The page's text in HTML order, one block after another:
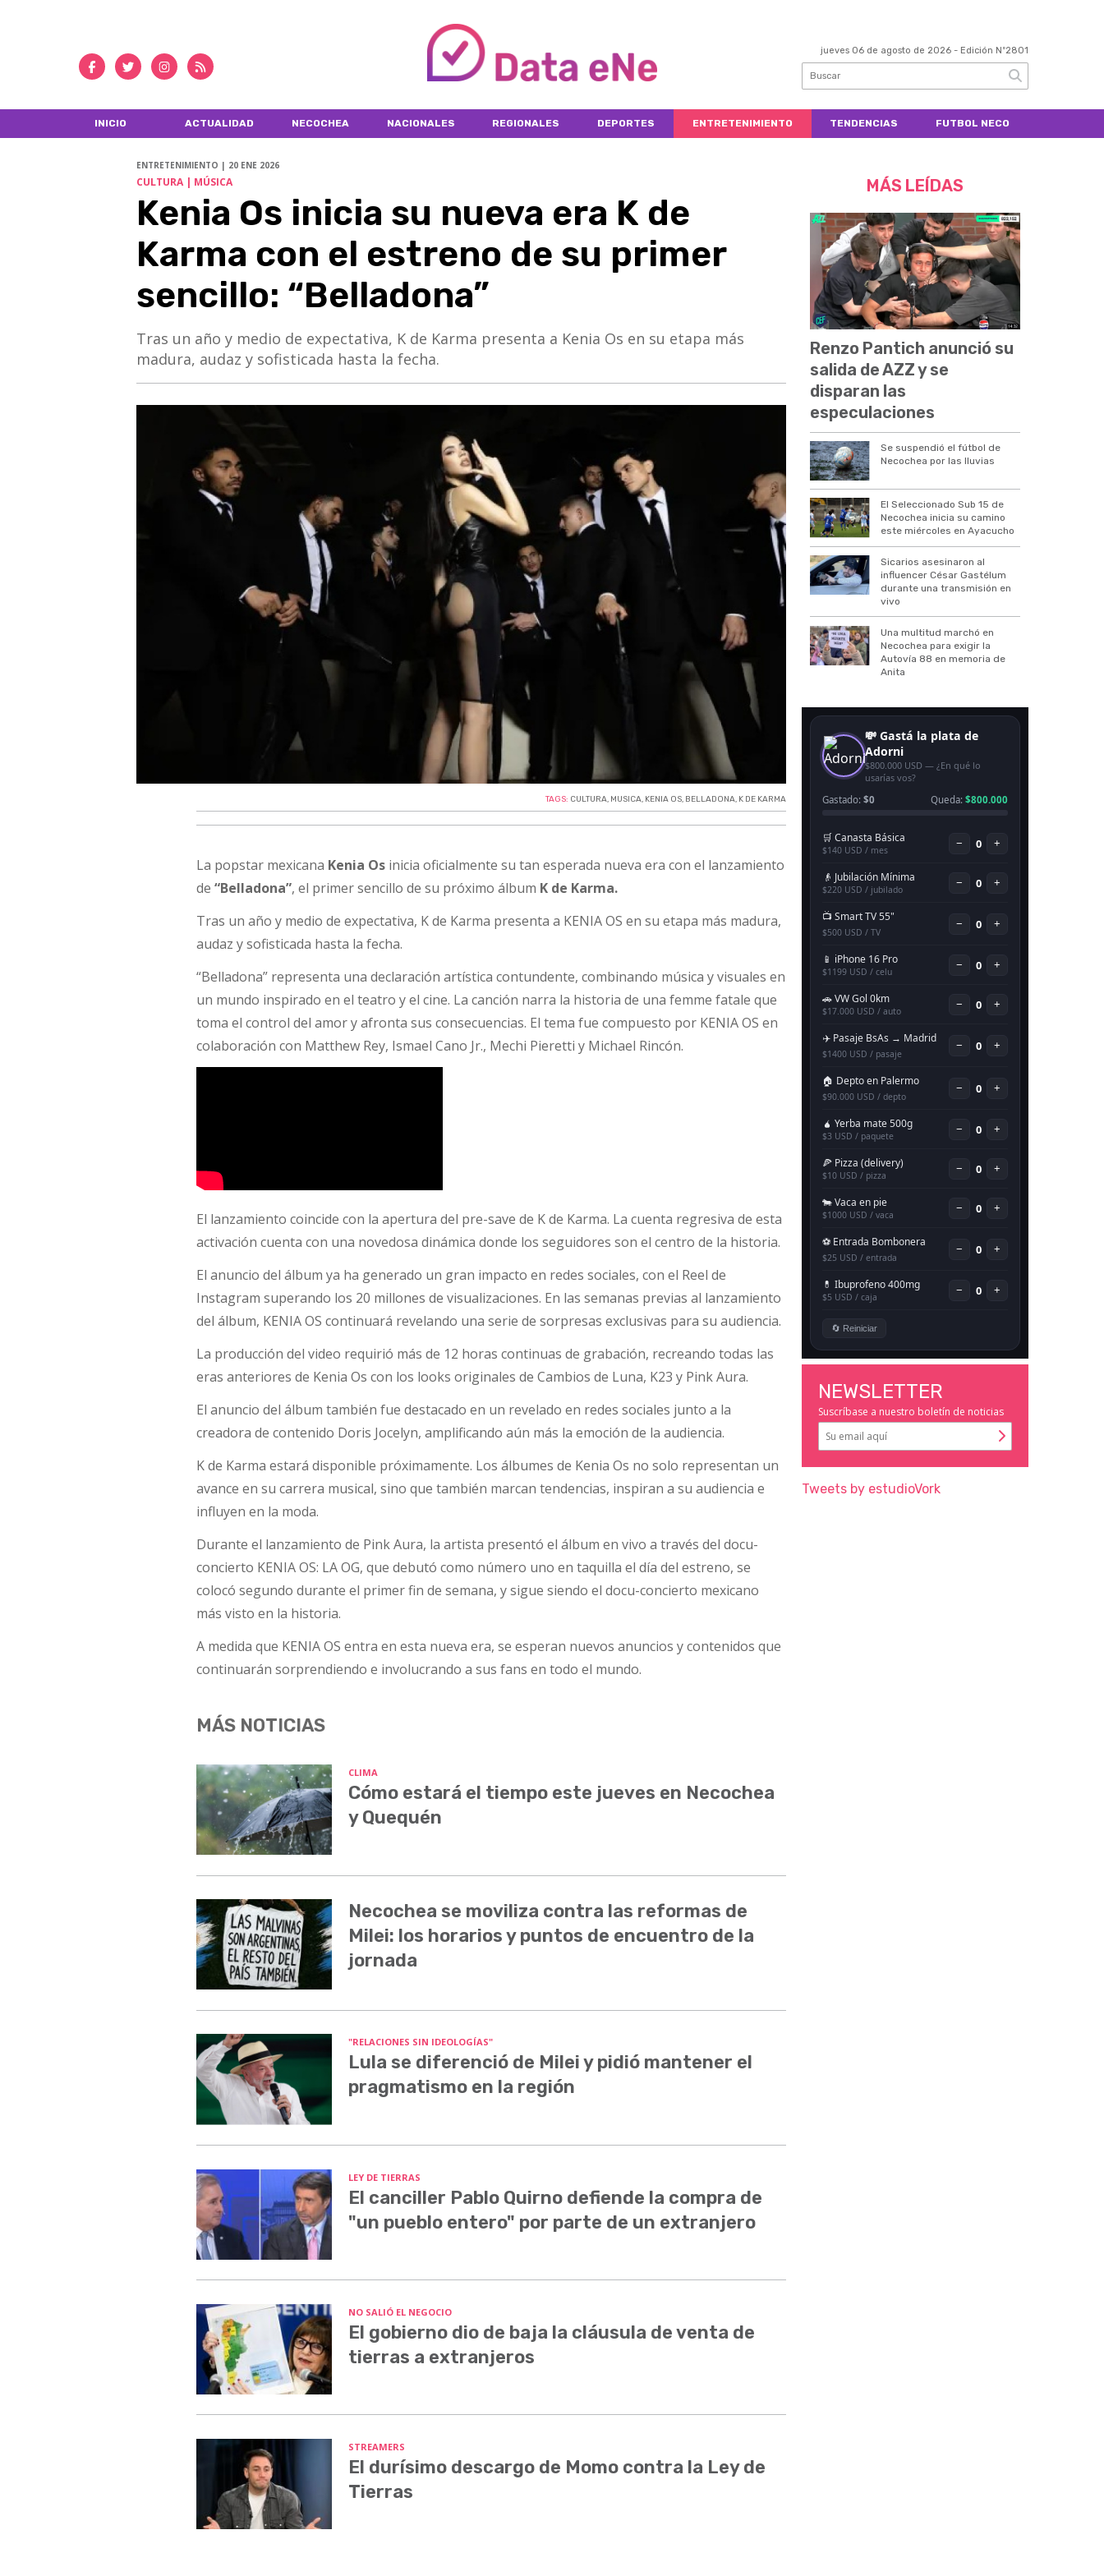
jueves 06 de agosto de 2026 - Edición Nº2801
INICIO ACTUALIDAD NECOCHEA NACIONALES REGIONALES DEPORTES ENTRETENIMIENTO TENDENCIAS FUTBOL NECO
ENTRETENIMIENTO | 20 ENE 2026
CULTURA | MÚSICA
Kenia Os inicia su nueva era K de
Karma con el estreno de su primer
sencillo: “Belladona”
Tras un año y medio de expectativa, K de Karma presenta a Kenia Os en su etapa más
madura, audaz y sofisticada hasta la fecha.
TAGS: CULTURA, MUSICA, KENIA OS, BELLADONA, K DE KARMA
La popstar mexicana Kenia Os inicia oficialmente su tan esperada nueva era con el lanzamiento
de“Belladona”, el primer sencillo de su próximo álbum K de Karma.
Tras un año y medio de expectativa, K de Karma presenta a KENIA OS en su etapa más madura,
audaz y sofisticada hasta la fecha.
“Belladona” representa una declaración artística contundente, combinando música y visuales en
un mundo inspirado en el teatro y el cine. La canción narra la historia de una femme fatale que
toma el control del amor y afronta sus consecuencias. El tema fue compuesto por KENIA OS en
colaboración con Matthew Rey, Ismael Cano Jr., Mechi Pieretti y Michael Rincón.
El lanzamiento coincide con la apertura del pre-save de K de Karma. La cuenta regresiva de esta
activación cuenta con una novedosa dinámica donde los seguidores son el centro de la historia.
El anuncio del álbum ya ha generado un gran impacto en redes sociales, con el Reel de
Instagram superando los 20 millones de visualizaciones. En las semanas previas al lanzamiento
del álbum, KENIA OS continuará revelando una serie de sorpresas exclusivas para su audiencia.
La producción del video requirió más de 12 horas continuas de grabación, recreando todas las
eras anteriores de Kenia Os con los looks originales de Cambios de Luna, K23 y Pink Aura.
El anuncio del álbum también fue destacado en un revelado en redes sociales junto a la
creadora de contenido Doris Jocelyn, amplificando aún más la emoción de la audiencia.
K de Karma estará disponible próximamente. Los álbumes de Kenia Os no solo representan un
avance en su carrera musical, sino que también marcan tendencias, inspiran a su audiencia e
influyen en la moda.
Durante el lanzamiento de Pink Aura, la artista presentó el álbum en vivo a través del docu-
concierto KENIA OS: LA OG, que debutó como número uno en taquilla el día del estreno, se
colocó segundo durante el primer fin de semana, y sigue siendo el docu-concierto mexicano
más visto en la historia.
A medida que KENIA OS entra en esta nueva era, se esperan nuevos anuncios y contenidos que
continuarán sorprendiendo e involucrando a sus fans en todo el mundo.
MÁS NOTICIAS
CLIMA
Cómo estará el tiempo este jueves en Necochea
y Quequén
Necochea se moviliza contra las reformas de
Milei: los horarios y puntos de encuentro de la
jornada
"RELACIONES SIN IDEOLOGÍAS"
Lula se diferenció de Milei y pidió mantener el
pragmatismo en la región
LEY DE TIERRAS
El canciller Pablo Quirno defiende la compra de
"un pueblo entero" por parte de un extranjero
NO SALIÓ EL NEGOCIO
El gobierno dio de baja la cláusula de venta de
tierras a extranjeros
STREAMERS
El durísimo descargo de Momo contra la Ley de
Tierras
MÁS LEÍDAS
Renzo Pantich anunció su
salida de AZZ y se
disparan las
especulaciones
Se suspendió el fútbol de
Necochea por las lluvias
El Seleccionado Sub 15 de
Necochea inicia su camino
este miércoles en Ayacucho
Sicarios asesinaron al
influencer César Gastélum
durante una transmisión en
vivo
Una multitud marchó en
Necochea para exigir la
Autovía 88 en memoria de
Anita
NEWSLETTER
Suscríbase a nuestro boletín de noticias
Tweets by estudioVork